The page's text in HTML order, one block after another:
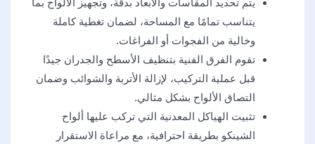
يتم تحديد المقاسات والأبعاد بدقة، وتجهيز الألواح بما
يتناسب تمامًا مع المساحة، لضمان تغطية كاملة
وخالية من الفجوات أو الفراغات.
تقوم الفرق الفنية بتنظيف الأسطح والجدران جيدًا
قبل عملية التركيب، لإزالة الأتربة والشوائب وضمان
التصاق الألواح بشكل مثالي.
تثبيت الهياكل المعدنية التي تركب عليها ألواح
الشينكو بطريقة احترافية، مع مراعاة الاستقرار